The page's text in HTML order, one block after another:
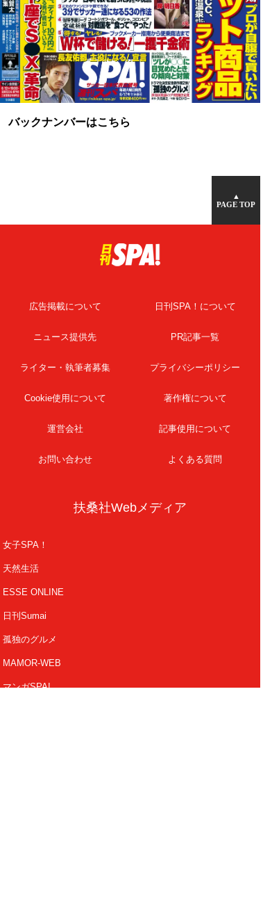
バックナンバーはこちら
▲
PAGE TOP
広告掲載について 日刊SPA！について
ニュース提供先 PR記事一覧
ライター・執筆者募集 プライバシーポリシー
Cookie使用について 著作権について
運営会社 記事使用について
お問い合わせ よくある質問
扶桑社Webメディア
女子SPA！
天然生活
ESSE ONLINE
日刊Sumai
孤独のグルメ
MAMOR-WEB
マンガSPA!